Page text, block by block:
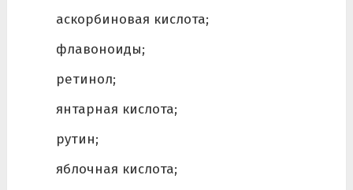
аскорбиновая кислота;
флавоноиды;
ретинол;
янтарная кислота;
рутин;
яблочная кислота;